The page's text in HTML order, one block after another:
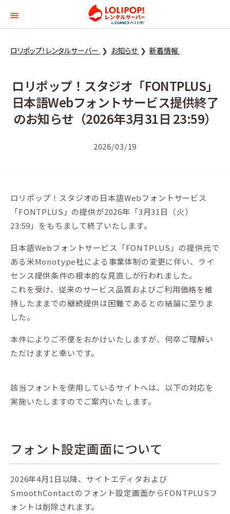
ロリポップ！レンタル
ロリポップ！レンタルサーバー お知らせ 新着情報
ロリポップ！スタジオ「FONTPLUS」
日本語Webフォントサービス提供終了
のお知らせ（2026年3月31日 23:59）
2026/03/19
ロリポップ！スタジオの日本語Webフォントサービス
「FONTPLUS」の提供が2026年「3月31日（火）
23:59」をもちまして終了いたします。
日本語Webフォントサービス「FONTPLUS」の提供元で
ある米Monotype社による事業体制の変更に伴い、ライ
センス提供条件の根本的な見直しが行われました。
これを受け、従来のサービス品質およびご利用価格を維
持したままでの継続提供は困難であるとの結論に至りま
した。
本件によりご不便をおかけいたしますが、何卒ご理解い
ただけますと幸いです。
該当フォントを使用しているサイトへは、以下の対応を
実施いたしますのでご案内いたします。
フォント設定画面について
2026年4月1日以降、サイトエディタおよび
SmoothContactのフォント設定画面からFONTPLUSフ
ォントは削除されます。